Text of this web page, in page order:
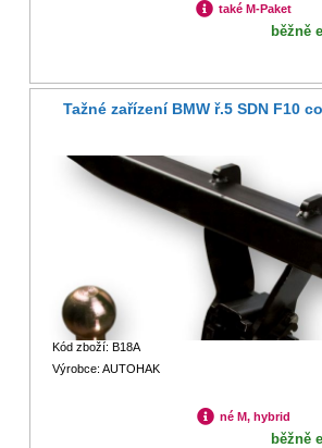
také M-Paket
běžně
Tažné zařízení BMW ř.5 SDN F10
Kód zboží: B18A
Výrobce: AUTOHAK
né M, hybrid
běžně